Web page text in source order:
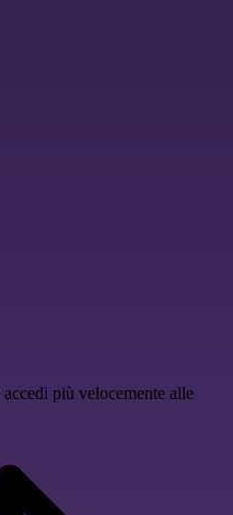
più velocemente alle